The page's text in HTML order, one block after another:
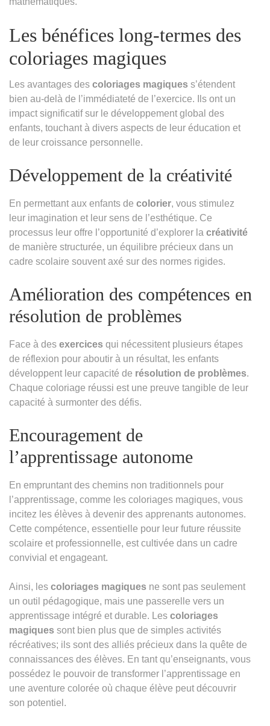
Les bénéfices long-termes des
coloriages magiques
Les avantages des coloriages magiques s’étendent
bien au-delà de l’immédiateté de l’exercice. Ils ont un
impact significatif sur le développement global des
enfants, touchant à divers aspects de leur éducation et
de leur croissance personnelle.
Développement de la créativité
En permettant aux enfants de colorier, vous stimulez
leur imagination et leur sens de l’esthétique. Ce
processus leur offre l’opportunité d’explorer la créativité
de manière structurée, un équilibre précieux dans un
cadre scolaire souvent axé sur des normes rigides.
Amélioration des compétences en
résolution de problèmes
Face à des exercices qui nécessitent plusieurs étapes
de réflexion pour aboutir à un résultat, les enfants
développent leur capacité de résolution de problèmes.
Chaque coloriage réussi est une preuve tangible de leur
capacité à surmonter des défis.
Encouragement de
l’apprentissage autonome
En empruntant des chemins non traditionnels pour
l’apprentissage, comme les coloriages magiques, vous
incitez les élèves à devenir des apprenants autonomes.
Cette compétence, essentielle pour leur future réussite
scolaire et professionnelle, est cultivée dans un cadre
convivial et engageant.
Ainsi, les coloriages magiques ne sont pas seulement
un outil pédagogique, mais une passerelle vers un
apprentissage intégré et durable. Les coloriages
magiques sont bien plus que de simples activités
récréatives; ils sont des alliés précieux dans la quête de
connaissances des élèves. En tant qu’enseignants, vous
possédez le pouvoir de transformer l’apprentissage en
une aventure colorée où chaque élève peut découvrir
son potentiel.